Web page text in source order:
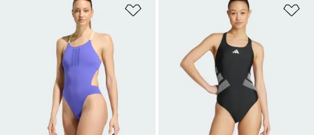
Dodaj do listy życzeń